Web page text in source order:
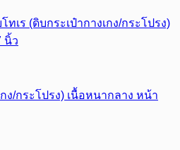
ง/กระโปรง) เนื้อหนากลาง หน้า